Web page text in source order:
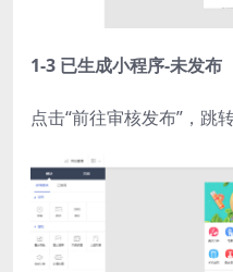
1-3 已生成小程序-未发布
点击“前往审核发布”，跳